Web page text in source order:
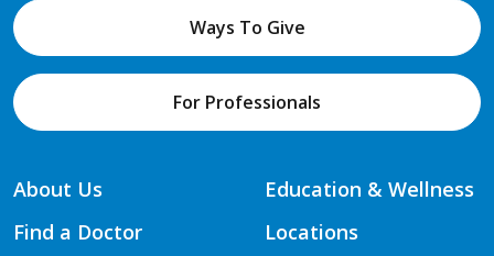
Ways To Give
For Professionals
About Us
Find a Doctor
Education & Wellness
Locations